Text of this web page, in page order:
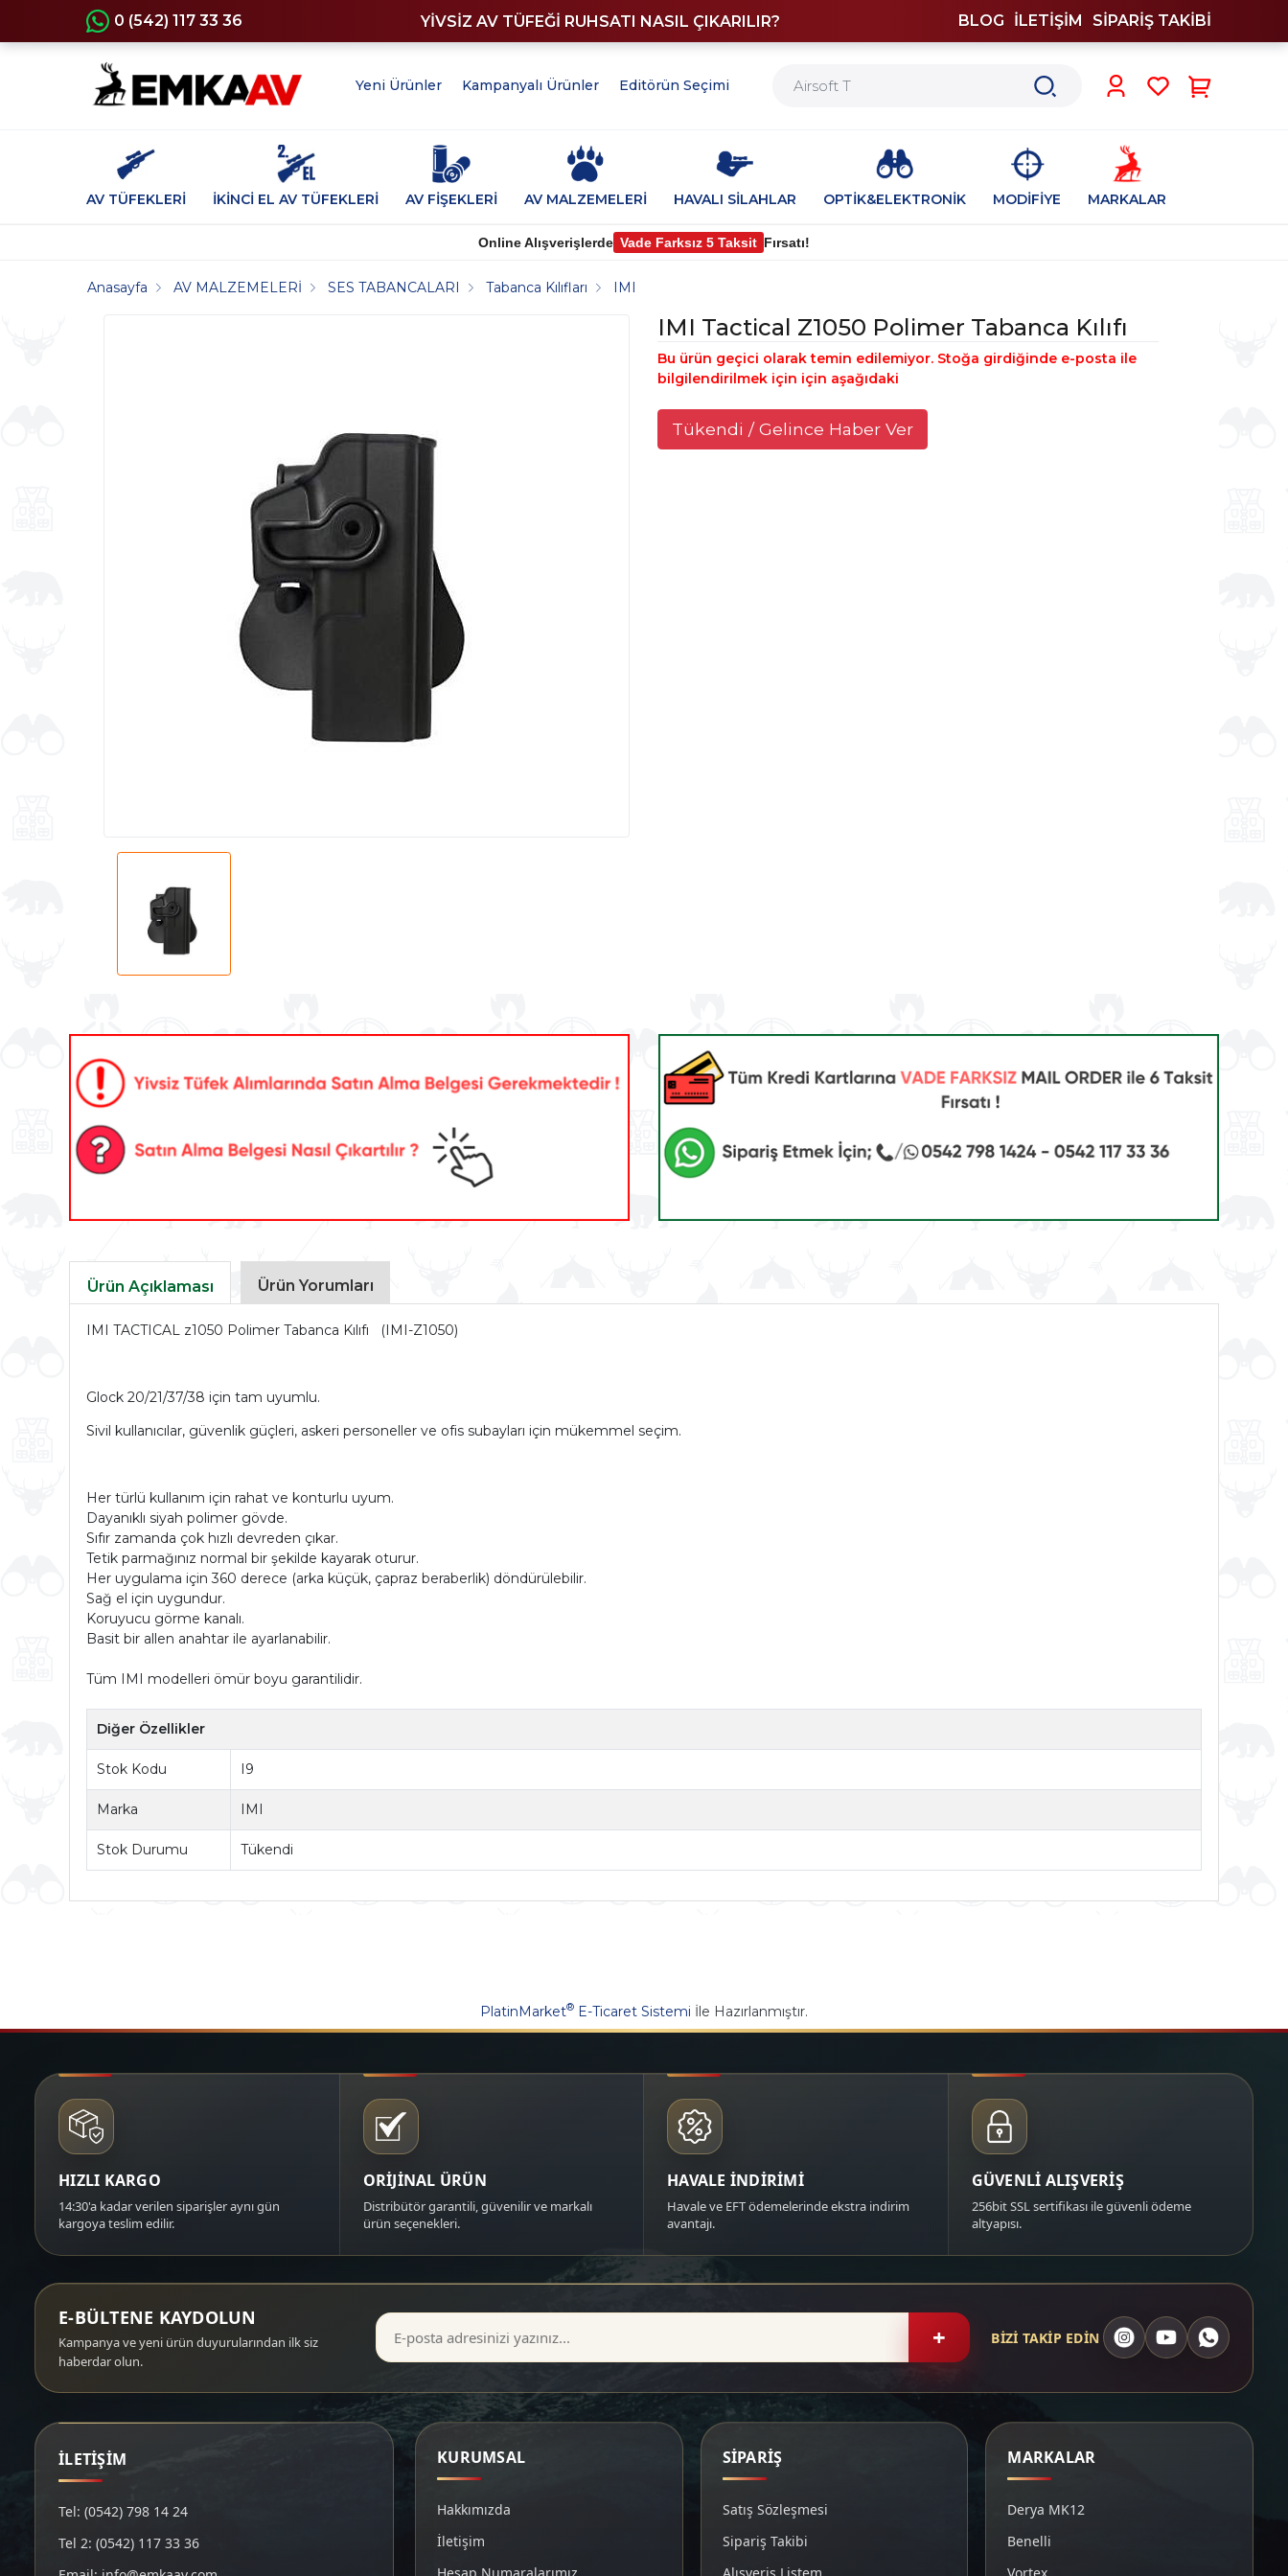
0 (542) 117 33 36 YİVSİZ AV TÜFEĞİ RUHSATI NASIL ÇIKARILIR? BLOG İLETİŞİM SİPARİŞ TAKİBİ
Yeni Ürünler Kampanyalı Ürünler Editörün Seçimi
AV TÜFEKLERİ İKİNCİ EL AV TÜFEKLERİ AV FİŞEKLERİ AV MALZEMELERİ HAVALI SİLAHLAR OPTİK&ELEKTRONİK MODİFİYE MARKALAR
Online Alışverişlerde Vade Farksız 5 Taksit Fırsatı!
Anasayfa AV MALZEMELERİ SES TABANCALARI Tabanca Kılıfları IMI
IMI Tactical Z1050 Polimer Tabanca Kılıfı
Bu ürün geçici olarak temin edilemiyor. Stoğa girdiğinde e-posta ile
bilgilendirilmek için için aşağıdaki
Tükendi / Gelince Haber Ver
Ürün Açıklaması Ürün Yorumları
IMI TACTICAL z1050 Polimer Tabanca Kılıfı (IMI-Z1050)
Glock 20/21/37/38 için tam uyumlu.
Sivil kullanıcılar, güvenlik güçleri, askeri personeller ve ofis subayları için mükemmel seçim.
Her türlü kullanım için rahat ve konturlu uyum.
Dayanıklı siyah polimer gövde.
Sıfır zamanda çok hızlı devreden çıkar.
Tetik parmağınız normal bir şekilde kayarak oturur.
Her uygulama için 360 derece (arka küçük, çapraz beraberlik) döndürülebilir.
Sağ el için uygundur.
Koruyucu görme kanalı.
Basit bir allen anahtar ile ayarlanabilir.
Tüm IMI modelleri ömür boyu garantilidir.
Diğer Özellikler
Stok Kodu I9
Marka IMI
Stok Durumu Tükendi
PlatinMarket® E-Ticaret Sistemi İle Hazırlanmıştır.
HIZLI KARGO
14:30'a kadar verilen siparişler aynı gün
kargoya teslim edilir.
ORİJİNAL ÜRÜN
Distribütör garantili, güvenilir ve markalı
ürün seçenekleri.
HAVALE İNDİRİMİ
Havale ve EFT ödemelerinde ekstra indirim
avantajı.
GÜVENLİ ALIŞVERİŞ
256bit SSL sertifikası ile güvenli ödeme
altyapısı.
E-BÜLTENE KAYDOLUN
Kampanya ve yeni ürün duyurularından ilk siz
haberdar olun.
+ BİZİ TAKİP EDİN
İLETİŞİM
Tel: (0542) 798 14 24
Tel 2: (0542) 117 33 36
KURUMSAL
Hakkımızda
İletişim
Hesap Numaralarımız
SİPARİŞ
Satış Sözleşmesi
Sipariş Takibi
Alışveriş Listem
MARKALAR
Derya MK12
Benelli
Vortex